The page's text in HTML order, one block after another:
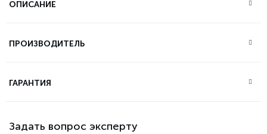
Задать вопрос эксперту
ОПИСАНИЕ
ПРОИЗВОДИТЕЛЬ
ГАРАНТИЯ